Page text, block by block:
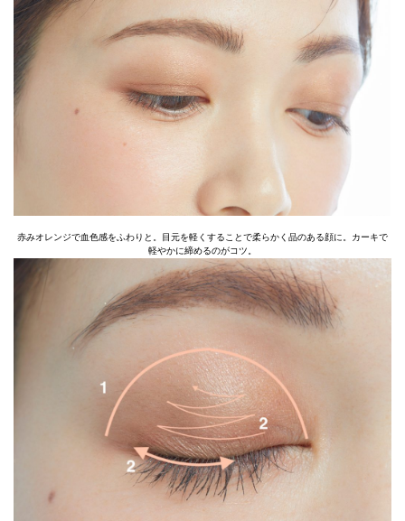
赤みオレンジで血色感をふわりと。目元を軽くすることで柔らかく品のある顔に。カーキで
軽やかに締めるのがコツ。